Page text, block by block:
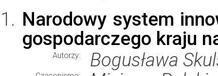
Narodowy system
gospodarczego kraju
Autorzy: Bogusława